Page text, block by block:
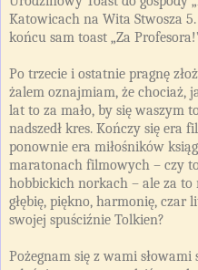
Katowicach na Wita Stwosza
końcu sam toast „Za
Po trzecie i ostatnie pragnę
żalem oznajmiam, że chociaż,
lat to za mało, by się waszym
nadszedł kres. Kończy się era
ponownie era miłośników
maratonach filmowych – czy
hobbickich norkach – ale za
głębię, piękno, harmonię,
swojej spuściźnie Tolkien?
Pożegnam się z wami